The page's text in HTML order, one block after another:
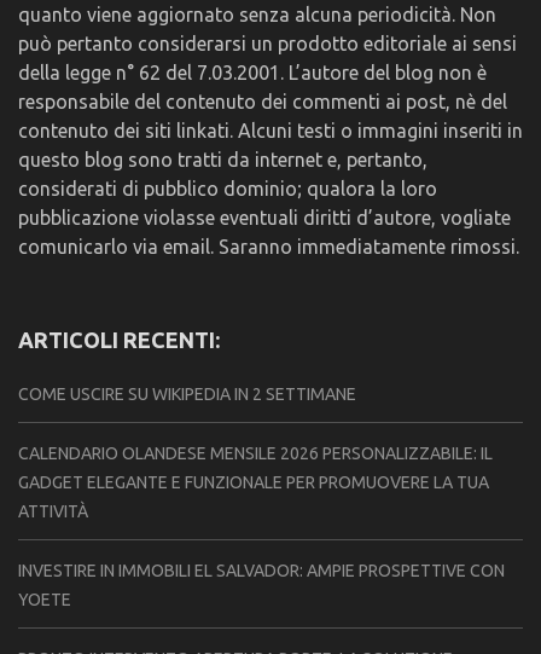
quanto viene aggiornato senza alcuna periodicità. Non
può pertanto considerarsi un prodotto editoriale ai sensi
della legge n° 62 del 7.03.2001. L’autore del blog non è
responsabile del contenuto dei commenti ai post, nè del
contenuto dei siti linkati. Alcuni testi o immagini inseriti in
questo blog sono tratti da internet e, pertanto,
considerati di pubblico dominio; qualora la loro
pubblicazione violasse eventuali diritti d’autore, vogliate
comunicarlo via email. Saranno immediatamente rimossi.
ARTICOLI RECENTI:
COME USCIRE SU WIKIPEDIA IN 2 SETTIMANE
CALENDARIO OLANDESE MENSILE 2026 PERSONALIZZABILE: IL
GADGET ELEGANTE E FUNZIONALE PER PROMUOVERE LA TUA
ATTIVITÀ
INVESTIRE IN IMMOBILI EL SALVADOR: AMPIE PROSPETTIVE CON
YOETE